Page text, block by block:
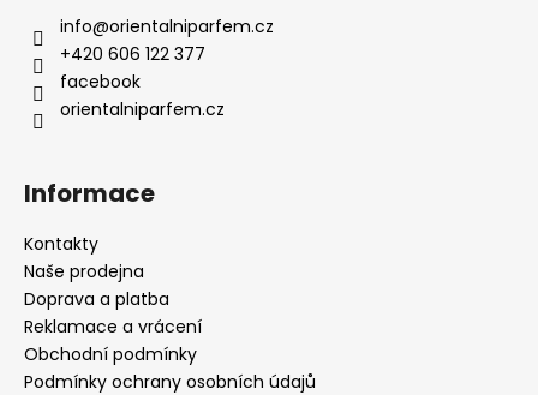
info@orientalniparfem.cz
+420 606 122 377
facebook
orientalniparfem.cz
Informace
Kontakty
Naše prodejna
Doprava a platba
Reklamace a vrácení
Obchodní podmínky
Podmínky ochrany osobních údajů